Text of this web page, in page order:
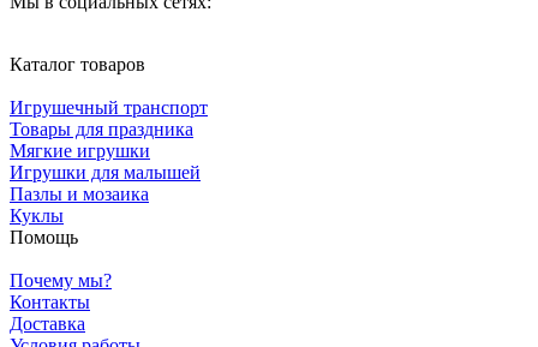
Каталог товаров
Игрушечный транспорт
Товары для праздника
Мягкие игрушки
Игрушки для малышей
Пазлы и мозаика
Куклы
Помощь
Почему мы?
Контакты
Доставка